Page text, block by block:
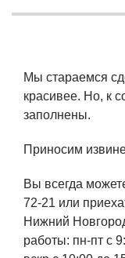
Мы стараемся
красивее. Но, к
заполнены.
Приносим
Вы всегда
72-21 или
Нижний
работы: пн-пт с